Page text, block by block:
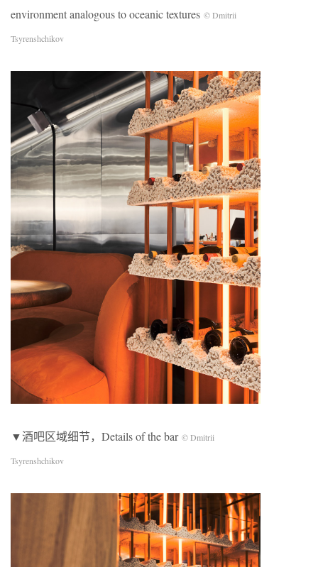
environment analogous to oceanic textures © Dmitrii
Tsyrenshchikov
▼酒吧区域细节，Details of the bar © Dmitrii
Tsyrenshchikov